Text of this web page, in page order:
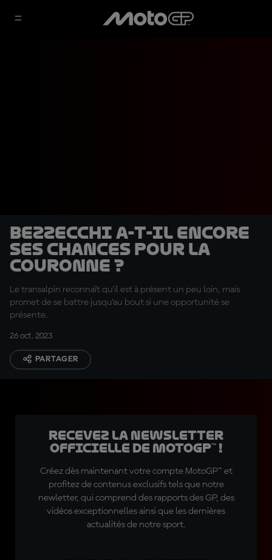
Bezzecchi a-t-il encore
ses chances pour la
couronne ?
Le transalpin reconnaît qu'il est à présent un peu loin, mais
promet de se battre jusqu'au bout si une opportunité se
présente.
26 oct. 2023
PARTAGER
Recevez la Newsletter
officielle de MotoGP™ !
Créez dès maintenant votre compte MotoGP™ et
profitez de contenus exclusifs tels que notre
newletter, qui comprend des rapports des GP, des
vidéos exceptionnelles ainsi que les dernières
actualités de notre sport.